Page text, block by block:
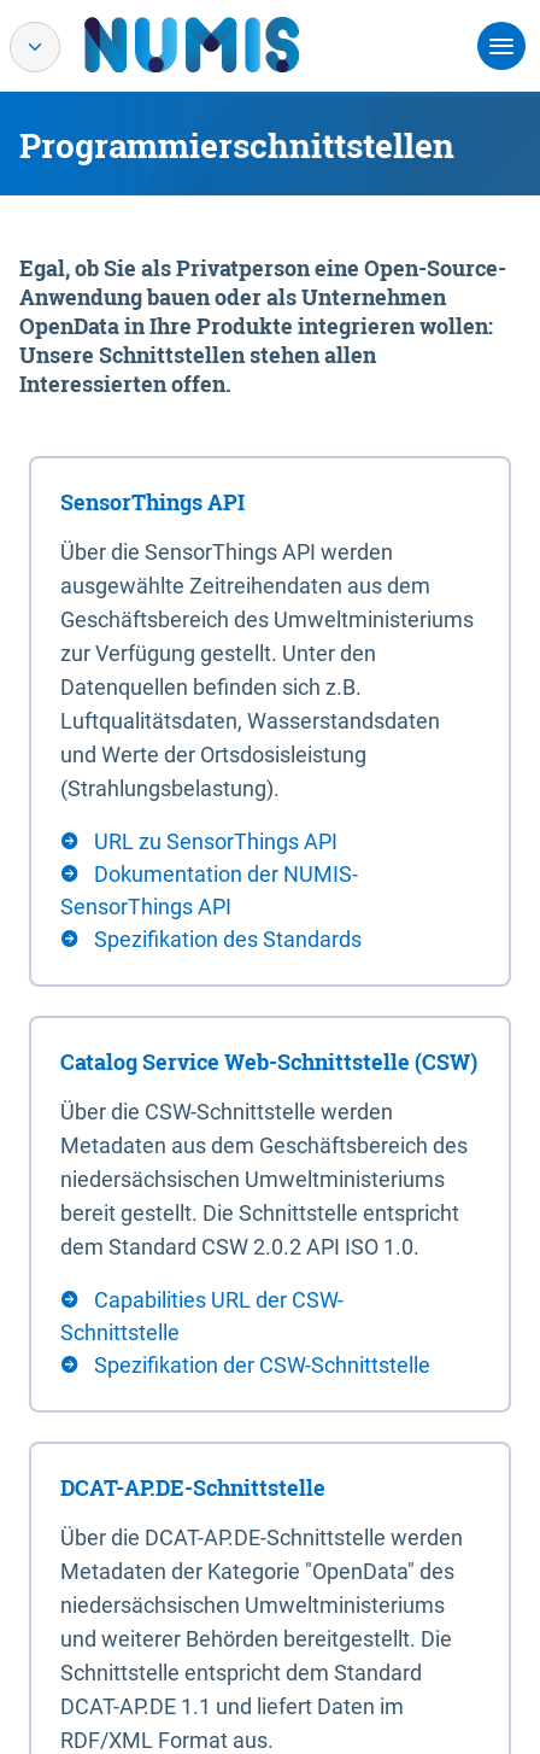
Programmierschnittstellen
Egal, ob Sie als Privatperson eine Open-Source-
Anwendung bauen oder als Unternehmen
OpenData in Ihre Produkte integrieren wollen:
Unsere Schnittstellen stehen allen
Interessierten offen.
SensorThings API
Über die SensorThings API werden
ausgewählte Zeitreihendaten aus dem
Geschäftsbereich des Umweltministeriums
zur Verfügung gestellt. Unter den
Datenquellen befinden sich z.B.
Luftqualitätsdaten, Wasserstandsdaten
und Werte der Ortsdosisleistung
(Strahlungsbelastung).
URL zu SensorThings API
Dokumentation der NUMIS-
SensorThings API
Spezifikation des Standards
Catalog Service Web-Schnittstelle (CSW)
Über die CSW-Schnittstelle werden
Metadaten aus dem Geschäftsbereich des
niedersächsischen Umweltministeriums
bereit gestellt. Die Schnittstelle entspricht
dem Standard CSW 2.0.2 API ISO 1.0.
Capabilities URL der CSW-
Schnittstelle
Spezifikation der CSW-Schnittstelle
DCAT-AP.DE-Schnittstelle
Über die DCAT-AP.DE-Schnittstelle werden
Metadaten der Kategorie "OpenData" des
niedersächsischen Umweltministeriums
und weiterer Behörden bereitgestellt. Die
Schnittstelle entspricht dem Standard
DCAT-AP.DE 1.1 und liefert Daten im
RDF/XML Format aus.